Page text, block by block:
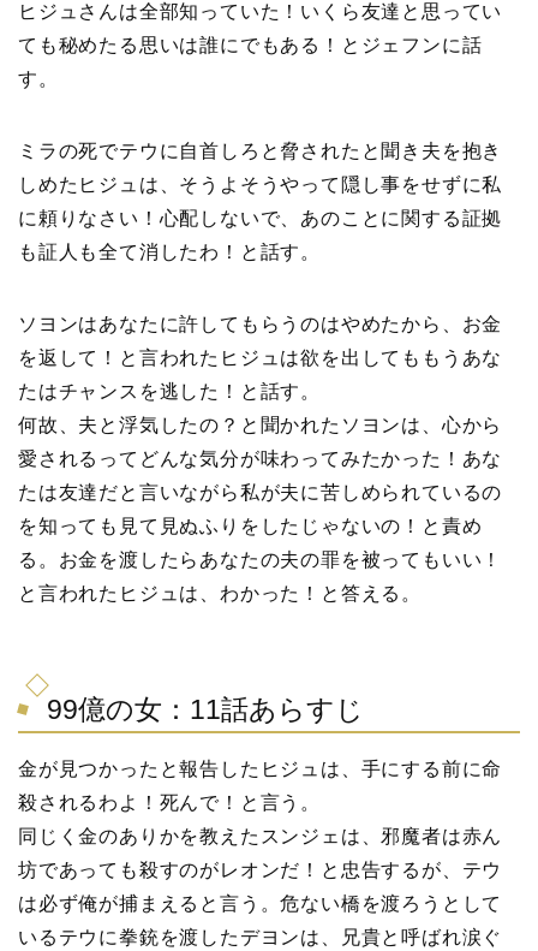
ヒジュさんは全部知っていた！いくら友達と思ってい
ても秘めたる思いは誰にでもある！とジェフンに話
す。
ミラの死でテウに自首しろと脅されたと聞き夫を抱き
しめたヒジュは、そうよそうやって隠し事をせずに私
に頼りなさい！心配しないで、あのことに関する証拠
も証人も全て消したわ！と話す。
ソヨンはあなたに許してもらうのはやめたから、お金
を返して！と言われたヒジュは欲を出してももうあな
たはチャンスを逃した！と話す。
何故、夫と浮気したの？と聞かれたソヨンは、心から
愛されるってどんな気分が味わってみたかった！あな
たは友達だと言いながら私が夫に苦しめられているの
を知っても見て見ぬふりをしたじゃないの！と責め
る。お金を渡したらあなたの夫の罪を被ってもいい！
と言われたヒジュは、わかった！と答える。
99億の女：11話あらすじ
金が見つかったと報告したヒジュは、手にする前に命
殺されるわよ！死んで！と言う。
同じく金のありかを教えたスンジェは、邪魔者は赤ん
坊であっても殺すのがレオンだ！と忠告するが、テウ
は必ず俺が捕まえると言う。危ない橋を渡ろうとして
いるテウに拳銃を渡したデヨンは、兄貴と呼ばれ涙ぐ